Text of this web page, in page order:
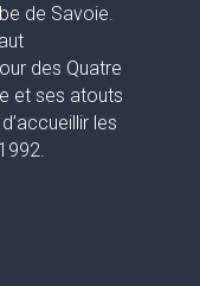
de Savoie.
des Quatre
et ses atouts
les